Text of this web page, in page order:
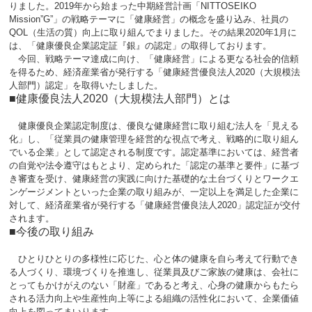
りました。2019年から始まった中期経営計画「NITTOSEIKO
Mission”G”」の戦略テーマに「健康経営」の概念を盛り込み、社員の
QOL（生活の質）向上に取り組んでまりました。その結果2020年1月に
は、「健康優良企業認定証『銀』の認定」の取得しております。
今回、戦略テーマ達成に向け、「健康経営」による更なる社会的信頼
を得るため、経済産業省が発行する「健康経営優良法人2020（大規模法
人部門）認定」を取得いたしました。
■健康優良法人2020（大規模法人部門）とは
健康優良企業認定制度は、優良な健康経営に取り組む法人を「見える
化」し、「従業員の健康管理を経営的な視点で考え、戦略的に取り組ん
でいる企業」として認定される制度です。認定基準においては、経営者
の自覚や法令遵守はもとより、定められた「認定の基準と要件」に基づ
き審査を受け、健康経営の実践に向けた基礎的な土台づくりとワークエ
ンゲージメントといった企業の取り組みが、一定以上を満足した企業に
対して、経済産業省が発行する「健康経営優良法人2020」認定証が交付
されます。
■今後の取り組み
ひとりひとりの多様性に応じた、心と体の健康を自ら考えて行動でき
る人づくり、環境づくりを推進し、従業員及びご家族の健康は、会社に
とってもかけがえのない「財産」であると考え、心身の健康からもたら
される活力向上や生産性向上等による組織の活性化において、企業価値